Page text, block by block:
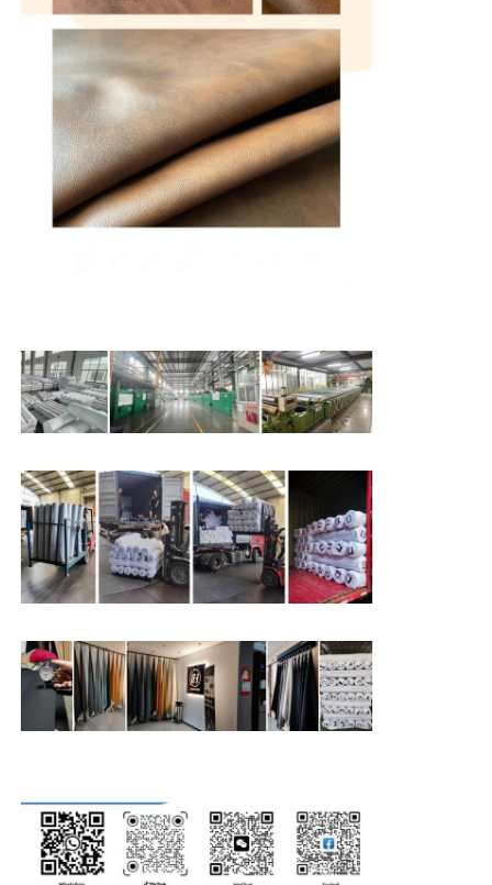
วัสดุของรองเท้าป้องกัน
วัสดุหนังกลับ
วัสดุ Eco Suede
ผ้าหนังกลับ
ผิวหนัง PU ปลอดสารละลาย
หนัง Alcantara
หนังรถยนต์
รองเท้า วัสดุหนัง
ถุงมือหนัง
หนังลูก
เนื้อผ้าผ้ารองโซฟา
ความ
ต้านทาน
ต่อการ
บด
≥ 12000
การใช้
งาน
พลาสเมท เก้าอี้,โต๊ะข้างเตียง โต๊ะนอน